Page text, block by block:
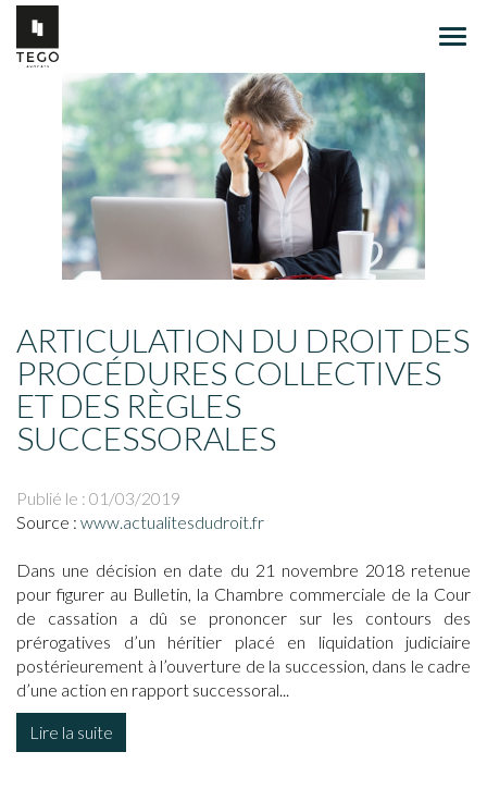
ARTICULATION DU DROIT DES
PROCÉDURES COLLECTIVES
ET DES RÈGLES
SUCCESSORALES
Publié le : 01/03/2019
Source : www.actualitesdudroit.fr
Dans une décision en date du 21 novembre 2018 retenue
pour figurer au Bulletin, la Chambre commerciale de la Cour
de cassation a dû se prononcer sur les contours des
prérogatives d’un héritier placé en liquidation judiciaire
postérieurement à l’ouverture de la succession, dans le cadre
d’une action en rapport successoral...
Lire la suite